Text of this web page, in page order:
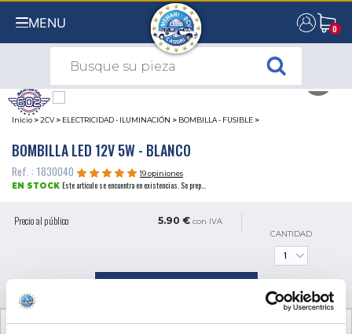
MENU 0
0
Inicio >2CV > ELECTRICIDAD - ILUMINACIÓN > BOMBILLA - FUSIBLE >
BOMBILLA LED 12V 5W - BLANCO
Ref. : 1830040
19 opiniones
EN STOCK Este artículo se encuentra en existencias. Se prep...
Precio al público 5.90 € con IVA
CANTIDAD
INFORMACIÓN TÉCNICA